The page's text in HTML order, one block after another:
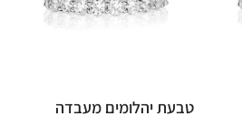
טבעת יהלומים מעבדה